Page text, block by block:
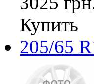
Купить
205/65